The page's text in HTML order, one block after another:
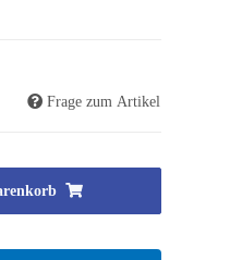
Frage zum Artikel